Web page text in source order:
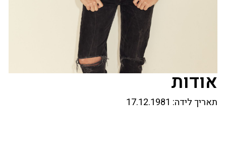
אודות
תאריך לידה: